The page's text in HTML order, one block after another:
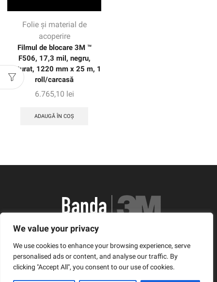
We value your privacy
We use cookies to enhance your browsing experience, serve
personalised ads or content, and analyse our traffic. By
clicking "Accept All", you consent to our use of cookies.
Folie și material de
acoperire
Filmul de blocare 3M ™
F506, 17,3 mil, negru,
texturat, 1220 mm x 25 m, 1
roll/carcasă
6.765,10 lei
ADAUGĂ ÎN COȘ
România, Arad, Calea Timisorii, Nr. 11
© Copyright 2021 | Banda3M.ro